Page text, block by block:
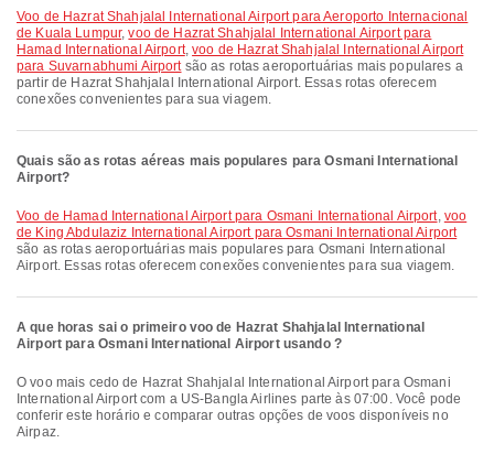
voo de Hazrat Shahjalal International Airport para Aeroporto Internacional
de Kuala Lumpur,voo de Hazrat Shahjalal International Airport para
Hamad International Airport,voo de Hazrat Shahjalal International Airport
para Suvarnabhumi Airportsão as rotas aeroportuárias mais populares a
partir de Hazrat Shahjalal International Airport. Essas rotas oferecem
conexões convenientes para sua viagem.
Quais são as rotas aéreas mais populares para Osmani International
Airport?
voo de Hamad International Airport para Osmani International Airport, voo
de King Abdulaziz International Airport para Osmani International Airport
são as rotas aeroportuárias mais populares para Osmani International
Airport. Essas rotas oferecem conexões convenientes para sua viagem.
A que horas sai o primeiro voo de Hazrat Shahjalal International
Airport para Osmani International Airport usando ?
O voo mais cedo de Hazrat Shahjalal International Airport para Osmani
International Airport com a US-Bangla Airlines parte às 07:00. Você pode
conferir este horário e comparar outras opções de voos disponíveis no
Airpaz.